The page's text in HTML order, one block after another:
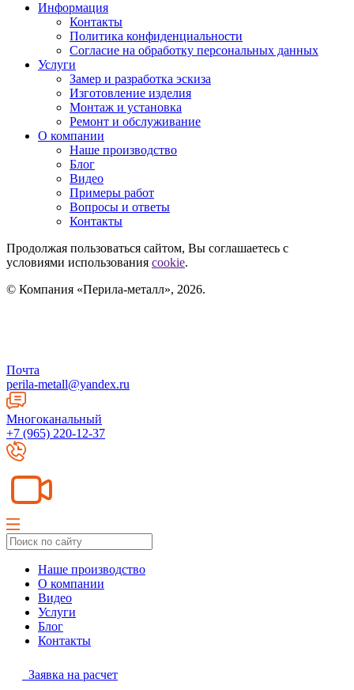
Информация
Контакты
Политика конфиденциальности
Согласие на обработку персональных данных
Услуги
Замер и разработка эскиза
Изготовление изделия
Монтаж и установка
Ремонт и обслуживание
О компании
Наше производство
Блог
Видео
Примеры работ
Вопросы и ответы
Контакты
Продолжая пользоваться сайтом, Вы соглашаетесь с
условиями использования cookie.
© Компания «Перила-металл», 2026.
Почта
perila-metall@yandex.ru
Многоканальный
+7 (965) 220-12-37
Наше производство
О компании
Видео
Услуги
Блог
Контакты
Заявка на расчет